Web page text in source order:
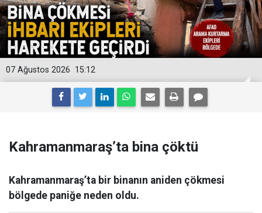
15:12
07 Ağustos 2026
Kahramanmaraş’ta bina çöktü
Kahramanmaraş’ta bir binanın aniden çökmesi
bölgede paniğe neden oldu.